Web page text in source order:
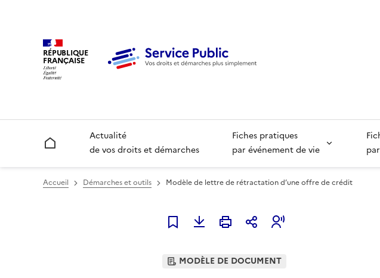
RÉPUBLIQUE
FRANÇAISE
Accueil
Actualité
de vos droits et démarches
Fiches pratiques
par événement de vie
Accueil Démarches et outils Modèle de lettre de rétractation d’une offre de crédit
Ajouter à mes favoris
MODÈLE DE DOCUMENT